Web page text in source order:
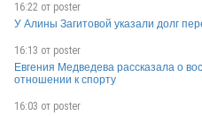
16:22 от poster
У Алины Загитовой указали долг
16:13 от poster
Евгения Медведева рассказала о
отношении к спорту
16:03 от poster